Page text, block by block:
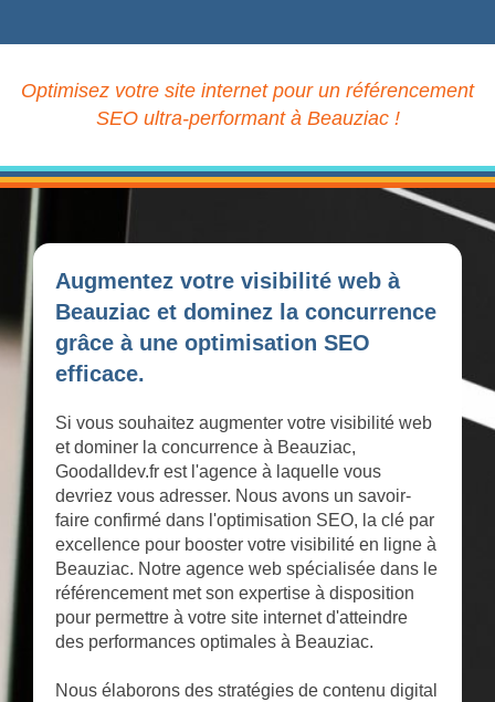
Optimisez votre site internet pour un référencement
SEO ultra-performant à Beauziac !
Augmentez votre visibilité web à
Beauziac et dominez la concurrence
grâce à une optimisation SEO
efficace.
Si vous souhaitez augmenter votre visibilité web
et dominer la concurrence à Beauziac,
Goodalldev.fr est l'agence à laquelle vous
devriez vous adresser. Nous avons un savoir-
faire confirmé dans l'optimisation SEO, la clé par
excellence pour booster votre visibilité en ligne à
Beauziac. Notre agence web spécialisée dans le
référencement met son expertise à disposition
pour permettre à votre site internet d'atteindre
des performances optimales à Beauziac.
Nous élaborons des stratégies de contenu digital